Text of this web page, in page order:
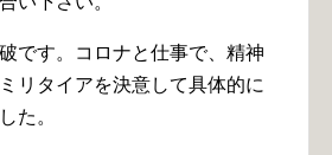
す。コロナと仕事で、精神
リタイアを決意して具体的に
た。